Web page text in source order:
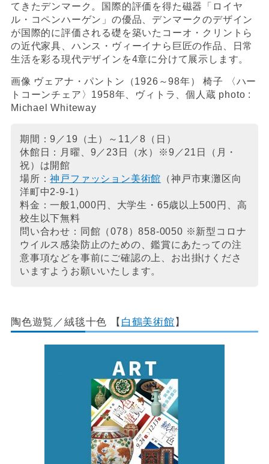
てきたデンマーク。国際的評価を得た磁器「ロイヤ
ル・コペンハーゲン」の優品、デンマークのデザイン
が国際的に評価される礎を築いたコーオ・クリントら
の近代家具、ハンス・ヴィーイナら巨匠の作品、日常
生活を彩る現代デザインを4章に分けて展示します。
画像 ヴェアナ・パントン（1926～98年） 椅子 〈ハー
トコーンチェア〉1958年、ヴィトラ、個人蔵 photo :
Michael Whiteway
期間：9／19（土）～11／8（日）
休館日：月曜、9／23日（水）※9／21日（月・
祝）は開館
場所：神戸ファッション美術館 （神戸市東灘区向
洋町中2-9-1）
料金：一般1,000円、大学生・65歳以上500円、高
校生以下無料
問い合わせ：同館（078）858-0050 ※新型コロナ
ウイルス感染防止のための、鑑賞にあたっての注
意事項などを事前にご確認の上、お出掛けくださ
いますようお願いいたします。
陶色遊覧 ／絨毯十色 【 白鶴美術館 】